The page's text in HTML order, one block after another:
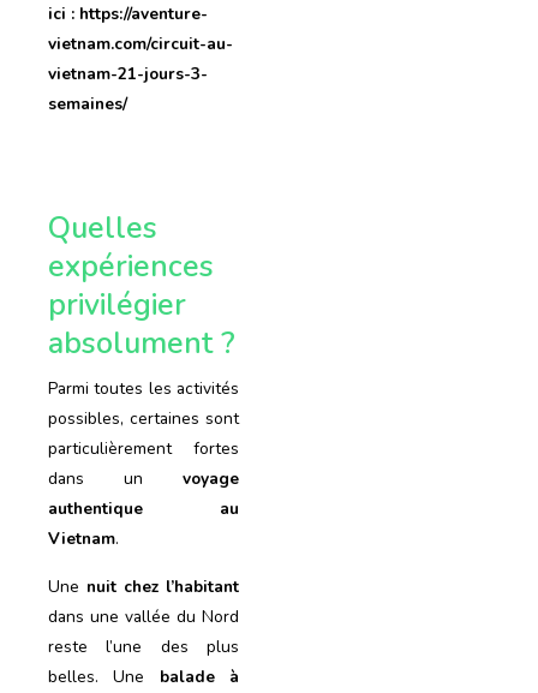
ici : https://aventure-
vietnam.com/circuit-au-
vietnam-21-jours-3-
semaines/
Quelles
expériences
privilégier
absolument ?
Parmi toutes les activités
possibles, certaines sont
particulièrement fortes
dans un voyage
authentique au
Vietnam.
Une nuit chez l’habitant
dans une vallée du Nord
reste l’une des plus
belles. Une balade à